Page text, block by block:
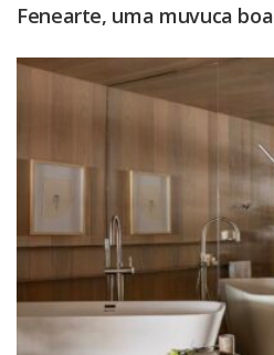
Fenearte, uma muvuca boa